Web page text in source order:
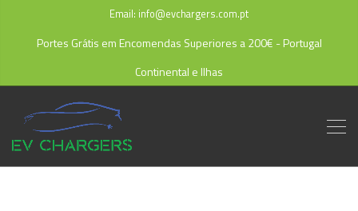
Email: info@evchargers.com.pt
Portes Grátis em Encomendas Superiores a 200€ - Portugal
Continental e Ilhas